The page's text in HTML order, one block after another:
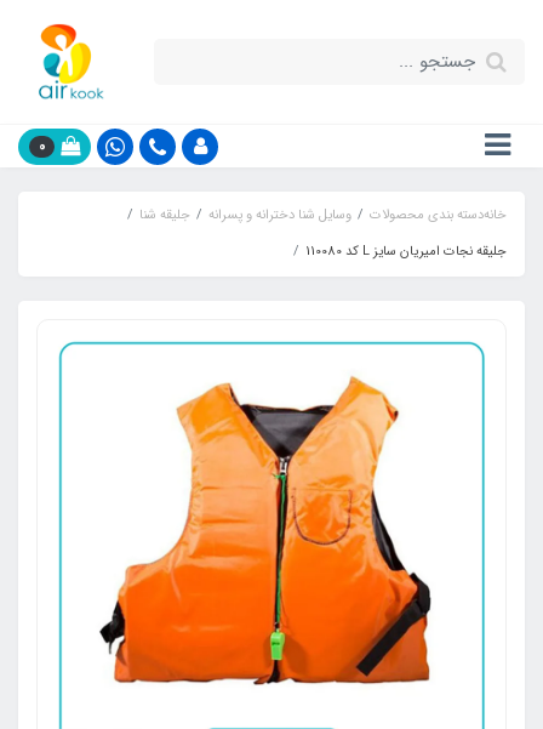
0
خانهدسته بندی محصولات وسایل شنا دخترانه و پسرانه
جلیقه شنا
جلیقه نجات امیریان سایز L کد 110080